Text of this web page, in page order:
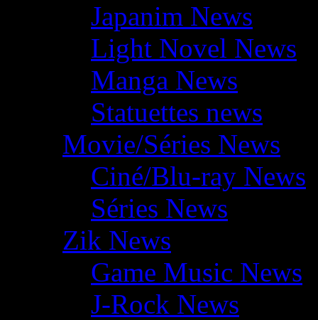
Japanim News
Light Novel News
Manga News
Statuettes news
Movie/Séries News
Ciné/Blu-ray News
Séries News
Zik News
Game Music News
J-Rock News